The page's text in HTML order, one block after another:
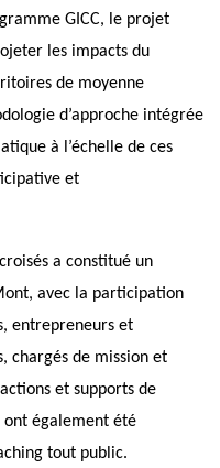
GICC, le projet
les impacts du
de moyenne
d’approche intégrée
à l’échelle de ces
et
a constitué un
avec la participation
entrepreneurs et
chargés de mission et
et supports de
également été
tout public.